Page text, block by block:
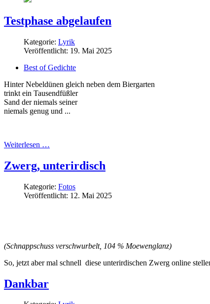
Testphase abgelaufen
Kategorie: Lyrik
Veröffentlicht: 19. Mai 2025
Best of Gedichte
Hinter Nebeldünen gleich neben dem Biergarten
trinkt ein Tausendfüßler
Sand der niemals seiner
niemals genug und ...
Weiterlesen …
Zwerg, unterirdisch
Kategorie: Fotos
Veröffentlicht: 12. Mai 2025
(Schnappschuss verschwurbelt, 104 % Moewenglanz)
So, jetzt aber mal schnell diese unterirdischen Zwerg online
Dankbar